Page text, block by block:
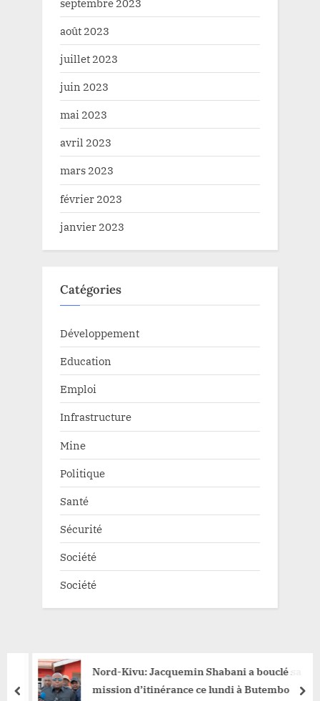
août 2023
juillet 2023
juin 2023
mai 2023
avril 2023
mars 2023
février 2023
janvier 2023
Catégories
Développement
Education
Emploi
Infrastructure
Mine
Politique
Santé
Sécurité
Société
Société
Nord-Kivu: Jacquemin Shabani a bouclé sa
mission d’itinérance ce lundi à Butembo
prev